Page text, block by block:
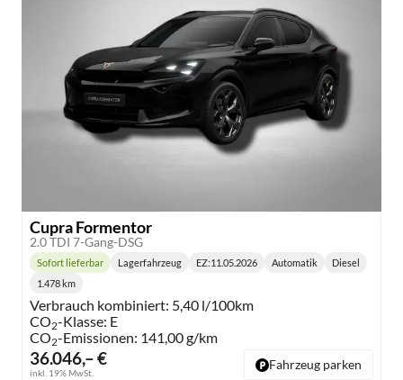
Cupra Formentor
2.0 TDI 7-Gang-DSG
36.046,– €
inkl. 19% MwSt.
Lieferzeit:
Sofort lieferbar Lagerfahrzeug EZ:11.05.2026 Automatik Diesel
1.478 km
Verbrauch kombiniert: 5,40 l/100km
CO2-Klasse: E
CO2-Emissionen: 141,00 g/km
Fahrzeug parken